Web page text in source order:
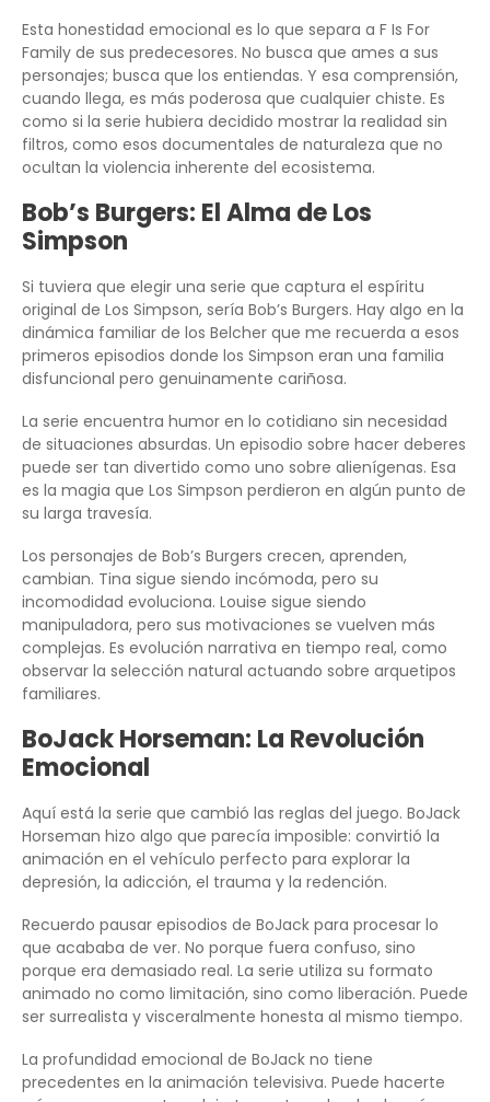
Esta honestidad emocional es lo que separa a F Is For
Family de sus predecesores. No busca que ames a sus
personajes; busca que los entiendas. Y esa comprensión,
cuando llega, es más poderosa que cualquier chiste. Es
como si la serie hubiera decidido mostrar la realidad sin
filtros, como esos documentales de naturaleza que no
ocultan la violencia inherente del ecosistema.
Bob’s Burgers: El Alma de Los
Simpson
Si tuviera que elegir una serie que captura el espíritu
original de Los Simpson, sería Bob’s Burgers. Hay algo en la
dinámica familiar de los Belcher que me recuerda a esos
primeros episodios donde los Simpson eran una familia
disfuncional pero genuinamente cariñosa.
La serie encuentra humor en lo cotidiano sin necesidad
de situaciones absurdas. Un episodio sobre hacer deberes
puede ser tan divertido como uno sobre alienígenas. Esa
es la magia que Los Simpson perdieron en algún punto de
su larga travesía.
Los personajes de Bob’s Burgers crecen, aprenden,
cambian. Tina sigue siendo incómoda, pero su
incomodidad evoluciona. Louise sigue siendo
manipuladora, pero sus motivaciones se vuelven más
complejas. Es evolución narrativa en tiempo real, como
observar la selección natural actuando sobre arquetipos
familiares.
BoJack Horseman: La Revolución
Emocional
Aquí está la serie que cambió las reglas del juego. BoJack
Horseman hizo algo que parecía imposible: convirtió la
animación en el vehículo perfecto para explorar la
depresión, la adicción, el trauma y la redención.
Recuerdo pausar episodios de BoJack para procesar lo
que acababa de ver. No porque fuera confuso, sino
porque era demasiado real. La serie utiliza su formato
animado no como limitación, sino como liberación. Puede
ser surrealista y visceralmente honesta al mismo tiempo.
La profundidad emocional de BoJack no tiene
precedentes en la animación televisiva. Puede hacerte